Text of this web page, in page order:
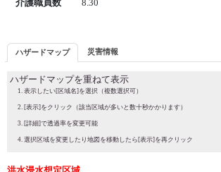
介護職員数 8.30
ハザードマップ 災害情報
ハザードマップを重ねて表示
表示したい[区域名]を選択（複数選択可）
[表示]をクリック（該当区域が多いと数十秒かかります）
[詳細]で透過率を変更可能
選択区域を変更したり地図を移動したら[表示]を再クリック